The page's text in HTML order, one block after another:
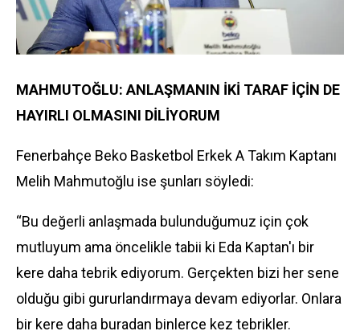
MAHMUTOĞLU: ANLAŞMANIN İKİ TARAF İÇİN DE
HAYIRLI OLMASINI DİLİYORUM
Fenerbahçe Beko Basketbol Erkek A Takım Kaptanı
Melih Mahmutoğlu ise şunları söyledi:
“Bu değerli anlaşmada bulunduğumuz için çok
mutluyum ama öncelikle tabii ki Eda Kaptan'ı bir
kere daha tebrik ediyorum. Gerçekten bizi her sene
olduğu gibi gururlandırmaya devam ediyorlar. Onlara
bir kere daha buradan binlerce kez tebrikler.